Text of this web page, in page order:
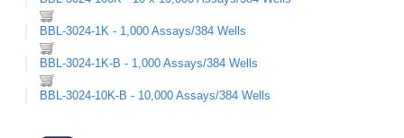
BBL-3024-1K - 1,000 Assays/384 Wells
BBL-3024-1K-B - 1,000 Assays/384 Wells
BBL-3024-10K-B - 10,000 Assays/384 Wells